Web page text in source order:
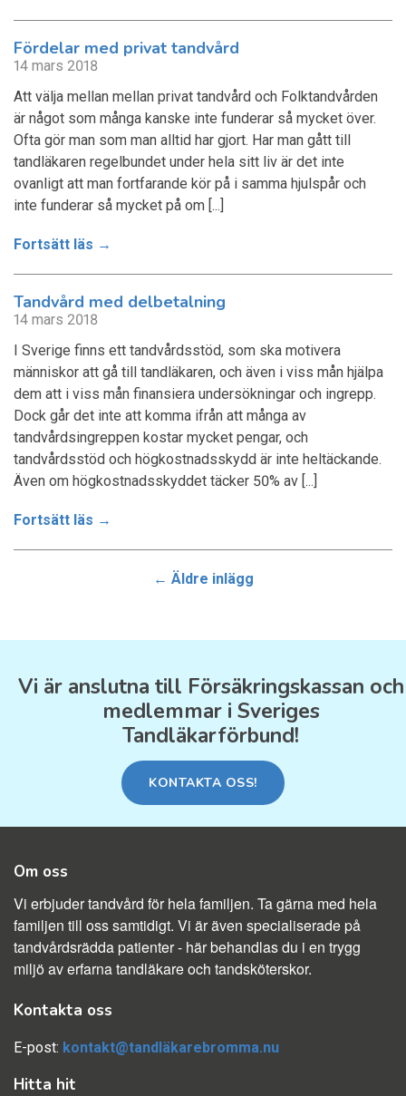
Fördelar med privat tandvård
14 mars 2018
Att välja mellan mellan privat tandvård och Folktandvården
är något som många kanske inte funderar så mycket över.
Ofta gör man som man alltid har gjort. Har man gått till
tandläkaren regelbundet under hela sitt liv är det inte
ovanligt att man fortfarande kör på i samma hjulspår och
inte funderar så mycket på om [...]
Fortsätt läs →
Tandvård med delbetalning
14 mars 2018
I Sverige finns ett tandvårdsstöd, som ska motivera
människor att gå till tandläkaren, och även i viss mån hjälpa
dem att i viss mån finansiera undersökningar och ingrepp.
Dock går det inte att komma ifrån att många av
tandvårdsingreppen kostar mycket pengar, och
tandvårdsstöd och högkostnadsskydd är inte heltäckande.
Även om högkostnadsskyddet täcker 50% av [...]
Fortsätt läs →
← Äldre inlägg
Vi är anslutna till Försäkringskassan och
medlemmar i Sveriges
Tandläkarförbund!
KONTAKTA OSS!
Om oss
Vi erbjuder tandvård för hela familjen. Ta gärna med hela
familjen till oss samtidigt. Vi är även specialiserade på
tandvårdsrädda patienter - här behandlas du i en trygg
miljö av erfarna tandläkare och tandsköterskor.
Kontakta oss
E-post: kontakt@tandläkarebromma.nu
Hitta hit